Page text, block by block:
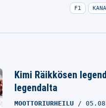
F1
Kimi Räikkösen
legendalta
MOOTTORIURHEILU